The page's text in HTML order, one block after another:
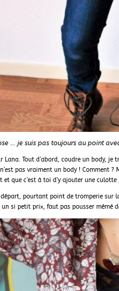
… je suis pas toujours au point
Lana. Tout d’abord, coudre un body,
pas vraiment un body ! Comment
que c’est à toi d’y ajouter une culotte
pourtant point de tromperie sur
si petit prix, faut pas pousser mémé